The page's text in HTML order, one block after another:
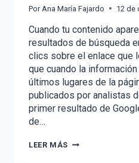
Por Ana María Fajardo 12 de
Cuando tu contenido
resultados de búsqueda
clics sobre el enlace que
que cuando la
últimos lugares de la
publicados por analistas
primer resultado de
de…
LEER MÁS CÓMO